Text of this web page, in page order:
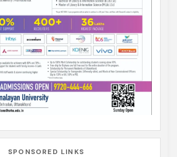
SPONSORED LINKS